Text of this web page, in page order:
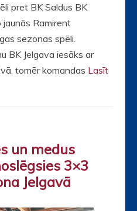
pret BK Saldus BK
jaunās Ramirent
sezonas spēli.
BK Jelgava iesāks ar
tomēr komandas Lasīt
un medus
3×3
Jelgavā